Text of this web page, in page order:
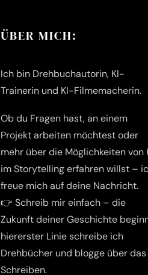
ÜBER MICH:
Ich bin Drehbuchautorin, KI-
Trainerin und KI-Filmemacherin.
Ob du Fragen hast, an einem
Projekt arbeiten möchtest oder
mehr über die Möglichkeiten von
im Storytelling erfahren willst –
freue mich auf deine Nachricht.
👉 Schreib mir einfach – die
Zukunft deiner Geschichte
hiererster Linie schreibe ich
Drehbücher und blogge über das
Schreiben.